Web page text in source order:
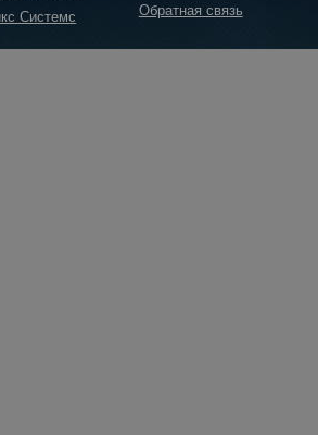
Системс Обратная связь